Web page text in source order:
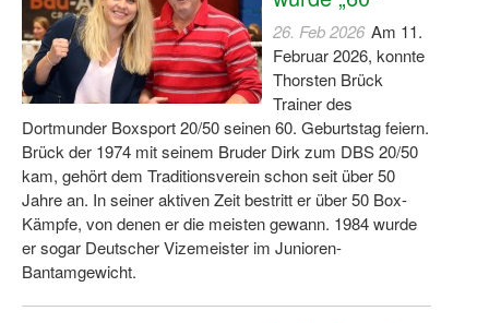
26. Feb 2026 Am 11.
Februar 2026, konnte
Thorsten Brück
Trainer des
Dortmunder Boxsport 20/50 seinen 60. Geburtstag feiern.
Brück der 1974 mit seinem Bruder Dirk zum DBS 20/50
kam, gehört dem Traditionsverein schon seit über 50
Jahre an. In seiner aktiven Zeit bestritt er über 50 Box-
Kämpfe, von denen er die meisten gewann. 1984 wurde
er sogar Deutscher Vizemeister im Junioren-
Bantamgewicht.